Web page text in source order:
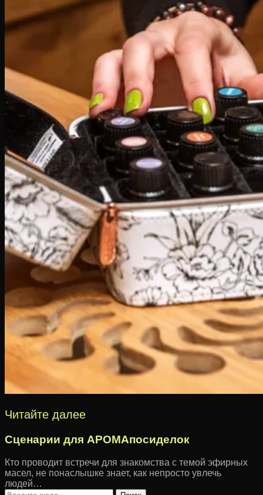
Читайте далее
Сценарии для АРОМАпосиделок
Кто проводит встречи для знакомства с темой эфирных
масел, не понаслышке знает, как непросто увлечь
людей…